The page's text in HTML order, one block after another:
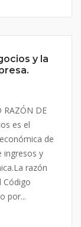
y la
RAZÓN DE
es el
de
ingresos y
razón
Código
por...